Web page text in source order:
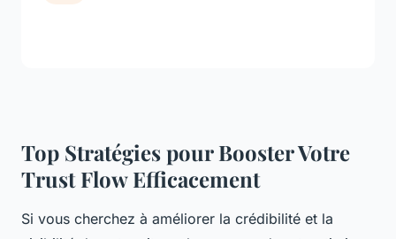
Top Stratégies pour Booster Votre
Trust Flow Efficacement
Si vous cherchez à améliorer la crédibilité et la